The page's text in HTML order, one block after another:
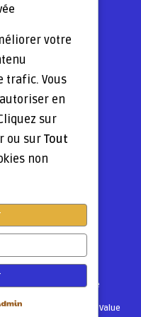
Politique Confidentialité
par Next Era Value
votre
trafic. Vous
en
sur
ou surTout
non